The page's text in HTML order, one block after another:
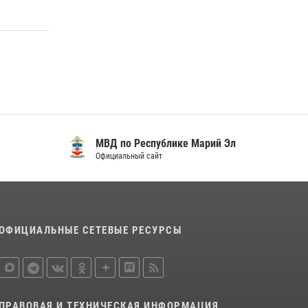
Управление Росгвардии по Республике
МВД по Республике Марий Эл
Официальный сайт
СЕТЕВЫЕ РЕСУРСЫ